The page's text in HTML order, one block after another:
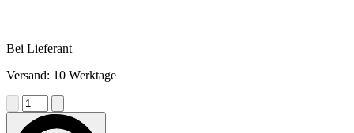
Bei Lieferant
Versand: 10 Werktage